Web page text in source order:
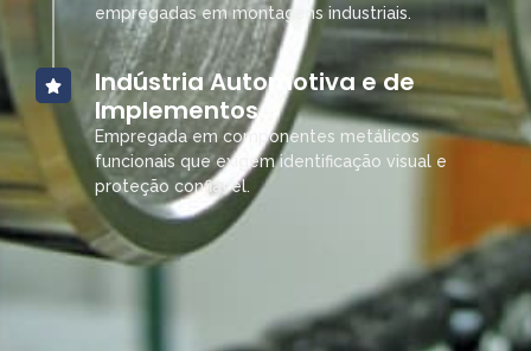
empregadas em montagens industriais.
Indústria Automotiva e de
Implementos
Empregada em componentes metálicos
funcionais que exigem identificação visual e
proteção confiável.